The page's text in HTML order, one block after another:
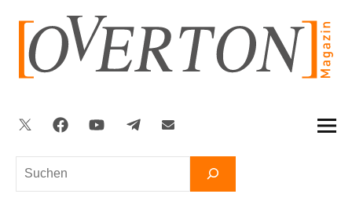
springen
Suchen
Twitter FacebookYouTubeTelegram